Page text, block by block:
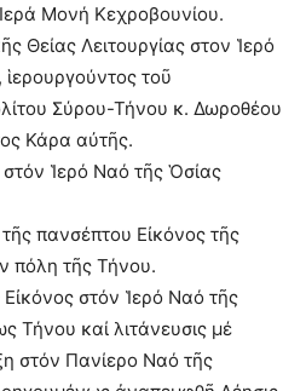
Μονή Κεχροβουνίου.
Θείας Λειτουργίας στον Ἱερό
τοῦ
Σύρου-Τήνου κ. Δωροθέου
Κάρα αὐτῆς.
Ἱερό Ναό τῆς Ὁσίας
πανσέπτου Εἰκόνος τῆς
πόλη τῆς Τήνου.
στόν Ἱερό Ναό τῆς
Τήνου καί λιτάνευσις μέ
στόν Πανίερο Ναό τῆς